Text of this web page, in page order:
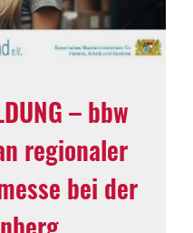
– bbw
regionaler
bei der